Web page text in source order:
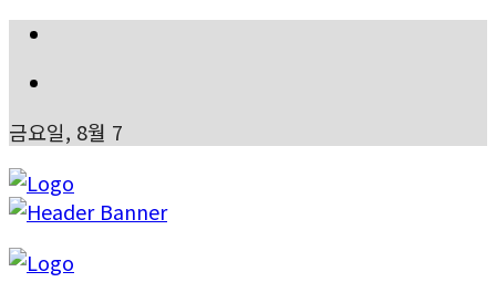
금요일, 8월 7